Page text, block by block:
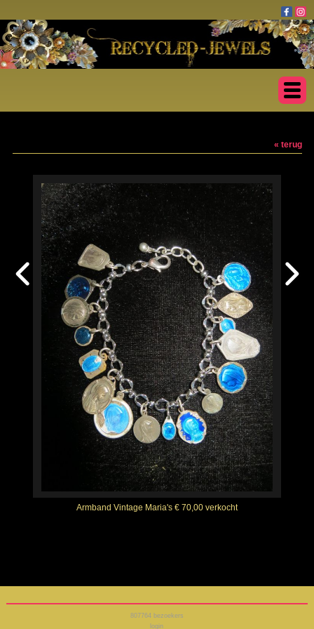
« terug
Armband Vintage Maria's € 70,00 verkocht
807764bezoekers
login